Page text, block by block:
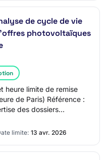
de cycle de vie
photovoltaïques
heure limite de remise
de Paris) Référence :
des dossiers
limite: 13 avr. 2026